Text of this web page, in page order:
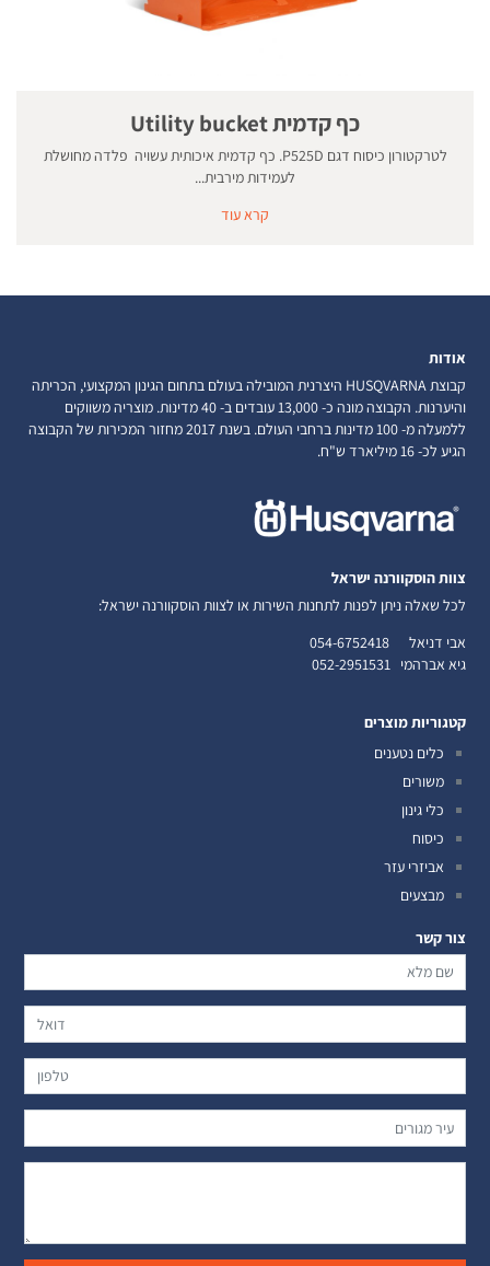
כף קדמית Utility bucket
לטרקטורון כיסוח דגם P525D. כף קדמית איכותית עשויה פלדה מחושלת
לעמידות מירבית...
קרא עוד
אודות
קבוצת HUSQVARNA היצרנית המובילה בעולם בתחום הגינון המקצועי, הכריתה
והיערנות. הקבוצה מונה כ- 13,000 עובדים ב- 40 מדינות. מוצריה משווקים
ללמעלה מ- 100 מדינות ברחבי העולם. בשנת 2017 מחזור המכירות של הקבוצה
הגיע לכ- 16 מיליארד ש"ח.
צוות הוסקוורנה ישראל
לכל שאלה ניתן לפנות לתחנות השירות או לצוות הוסקוורנה ישראל:
אבי דניאל 054-6752418
גיא אברהמי 052-2951531
קטגוריות מוצרים
כלים נטענים
משורים
כלי גינון
כיסוח
אביזרי עזר
מבצעים
צור קשר